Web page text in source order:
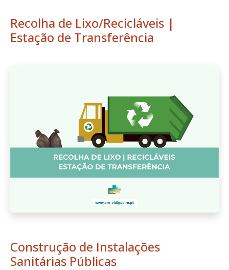
Recolha de Lixo/Recicláveis |
Estação de Transferência
Construção de Instalações
Sanitárias Públicas